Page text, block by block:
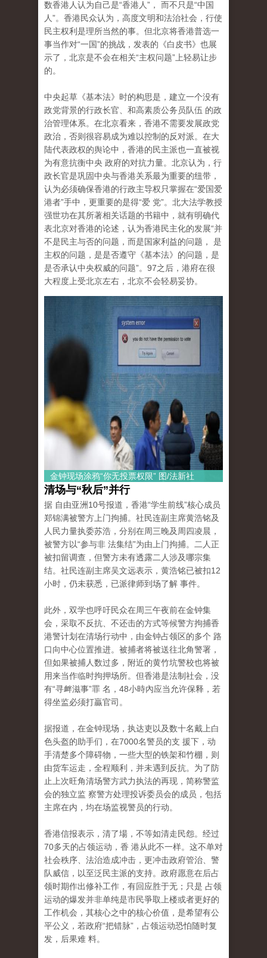
数香港人认为自己是“香港人”， 而不只是“中国
人”。香港民众认为，高度文明和法治社会，行使
民主权利是理所当然的事。但北京将香港普选一
事当作对“一国”的挑战，发表的《白皮书》也展
示了，北京是不会在相关“主权问题”上轻易让步
的。
中央起草《基本法》时的构思是，建立一个没有
政党背景的行政长官、和高素质公务员队伍 的政
治管理体系。在北京看来，香港不需要发展政党
政治，否则很容易成为难以控制的反对派。在大
陆代表政权的舆论中，香港的民主派也一直被视
为有意抗衡中央 政府的对抗力量。北京认为，行
政长官是巩固中央与香港关系最为重要的纽带，
认为必须确保香港的行政主导权只掌握在“爱国爱
港者”手中，更重要的是得“爱 党”。北大法学教授
强世功在其所著相关话题的书籍中，就有明确代
表北京对香港的论述，认为香港民主化的发展“并
不是民主与否的问题，而是国家利益的问题， 是
主权的问题，是是否遵守《基本法》的问题，是
是否承认中央权威的问题”。97之后，港府在很
大程度上受北京左右，北京不会轻易妥协。
金钟现场涂鸦“你无投票权限” 图/法新社
清场与“秋后”并行
据 自由亚洲10号报道，香港“学生前线”核心成员
郑锦满被警方上门拘捕。社民连副主席黄浩铭及
人民力量执委苏浩，分别在周三晚及周四凌晨，
被警方以“参与非 法集结”为由上门拘捕。二人正
被扣留调查，但警方未有透露二人涉及哪宗集
结。社民连副主席吴文远表示，黄浩铭已被扣12
小时，仍未获悉，已派律师到场了解 事件。
此外，双学也呼吁民众在周三午夜前在金钟集
会，采取不反抗、不还击的方式等候警方拘捕香
港警计划在清场行动中，由金钟占领区的多个 路
口向中心位置推进。被捕者将被送往北角警署，
但如果被捕人数过多，附近的黄竹坑警校也将被
用来当作临时拘押场所。但香港是法制社会，没
有“寻衅滋事”罪 名，48小時內应当允许保释，若
得坐监必须打贏官司。
据报道，在金钟现场，执达吏以及数十名戴上白
色头盔的助手们，在7000名警员的支 援下，动
手清楚多个障碍物，一些大型的铁架和竹棚，则
由货车运走，全程顺利，并未遇到反抗。为了防
止上次旺角清场警方武力执法的再现，简称警监
会的独立监 察警方处理投诉委员会的成员，包括
主席在内，均在场监视警员的行动。
香港信报表示，清了場，不等如清走民怨。经过
70多天的占领运动，香 港从此不一样。这不单对
社会秩序、法治造成冲击，更冲击政府管治、警
队威信，以至泛民主派的支持。政府愿意在后占
领时期作出修补工作，有回应胜于无；只是 占领
运动的爆发并非单纯是市民爭取上楼或者更好的
工作机会，其核心之中的核心价值，是希望有公
平公义，若政府“把错脉”，占领运动恐怕随时复
发，后果难 料。